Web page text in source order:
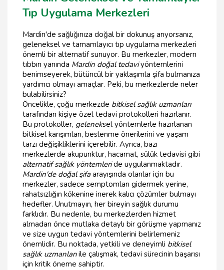
Tıp Uygulama Merkezleri
Mardin'de sağlığınıza doğal bir dokunuş arıyorsanız,
geleneksel ve tamamlayıcı tıp uygulama merkezleri
önemli bir alternatif sunuyor. Bu merkezler, modern
tıbbın yanında Mardin doğal tedaviyöntemlerini
benimseyerek, bütüncül bir yaklaşımla şifa bulmanıza
yardımcı olmayı amaçlar. Peki, bu merkezlerde neler
bulabilirsiniz?
Öncelikle, çoğu merkezde bitkisel sağlık uzmanları
tarafından kişiye özel tedavi protokolleri hazırlanır.
Bu protokoller, geleneksel yöntemlerle hazırlanan
bitkisel karışımları, beslenme önerilerini ve yaşam
tarzı değişikliklerini içerebilir. Ayrıca, bazı
merkezlerde akupunktur, hacamat, sülük tedavisi gibi
alternatif sağlık yöntemleride uygulanmaktadır.
Mardin'de doğal şifaarayışında olanlar için bu
merkezler, sadece semptomları gidermek yerine,
rahatsızlığın kökenine inerek kalıcı çözümler bulmayı
hedefler. Unutmayın, her bireyin sağlık durumu
farklıdır. Bu nedenle, bu merkezlerden hizmet
almadan önce mutlaka detaylı bir görüşme yapmanız
ve size uygun tedavi yöntemlerini belirlemeniz
önemlidir. Bu noktada, yetkili ve deneyimli bitkisel
sağlık uzmanlarıile çalışmak, tedavi sürecinin başarısı
için kritik öneme sahiptir.